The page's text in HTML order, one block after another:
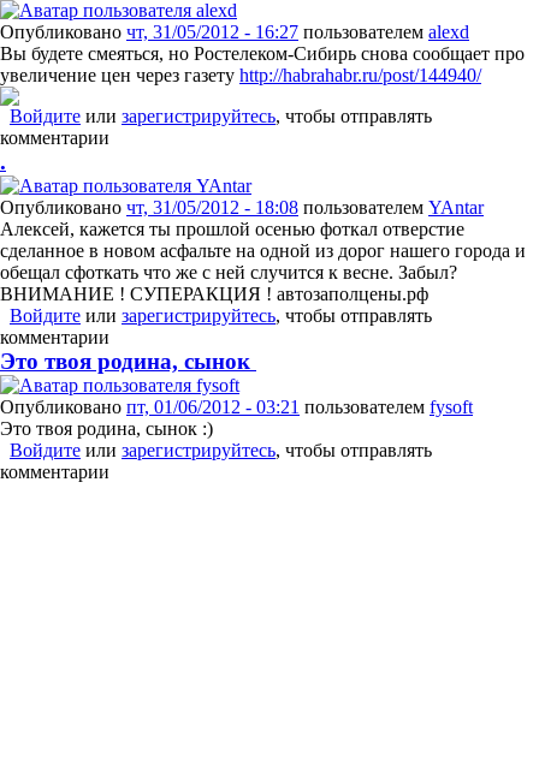
Опубликовано чт, 31/05/2012 - 16:27 пользователем alexd
Вы будете смеяться, но Ростелеком-Сибирь снова сообщает про
увеличение цен через газету http://habrahabr.ru/post/144940/
Войдите или зарегистрируйтесь, чтобы отправлять
комментарии
.
Опубликовано чт, 31/05/2012 - 18:08 пользователем YAntar
Алексей, кажется ты прошлой осенью фоткал отверстие
сделанное в новом асфальте на одной из дорог нашего города и
обещал сфоткать что же с ней случится к весне. Забыл?
ВНИМАНИЕ ! СУПЕРАКЦИЯ ! автозаполцены.рф
Войдите или зарегистрируйтесь, чтобы отправлять
комментарии
Это твоя родина, сынок
Опубликовано пт, 01/06/2012 - 03:21 пользователем fysoft
Это твоя родина, сынок :)
Войдите или зарегистрируйтесь, чтобы отправлять
комментарии